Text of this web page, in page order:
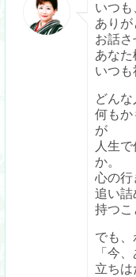
いつ
ありが
お話さ
あなた
いつも
どんな
何もか
が
人生
か。
心の行
追い詰
持つこ
でも、
「今
立ちは